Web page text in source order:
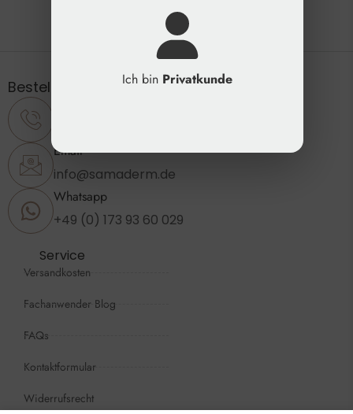
Die natürliche Schönheit erhalten
Bestellung & Support
Email
info@samaderm.de
Whatsapp
+49 (0) 173 93 60 029
Service
Versandkosten
Fachanwender Blog
FAQs
Kontaktformular
Widerrufsrecht
Ich bin Privatkunde